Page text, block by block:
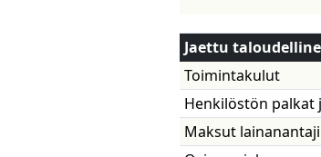
Jaettu
Toimintakulut
Henkilöstön palkat
Maksut